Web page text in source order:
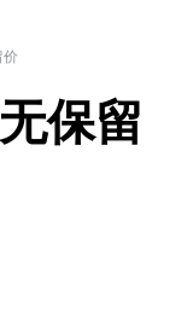
价
保留